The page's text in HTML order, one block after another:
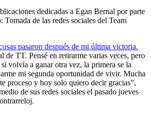
dedicadas a Egan Bernal por parte
Tomada de las redes sociales del Team
pasaron después de mi última victoria.
de TT. Pensé en retirarme varias veces, pero
volvía a ganar otra vez, la primera se la
mi segunda oportunidad de vivir. Mucha
proceso y hoy solo quiero decir gracias”,
de sus redes sociales el pasado jueves